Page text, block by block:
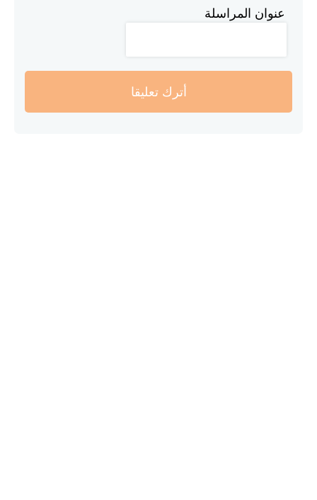
عنوان المراسلة
أترك تعليقا